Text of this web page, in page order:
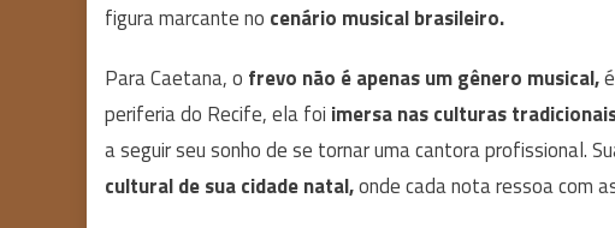
figura marcante no cenário musical brasileiro.
Para Caetana, o frevo não é apenas um gênero musical,
periferia do Recife, ela foi imersa nas culturas
a seguir seu sonho de se tornar uma cantora profissional.
cultural de sua cidade natal,onde cada nota ressoa com